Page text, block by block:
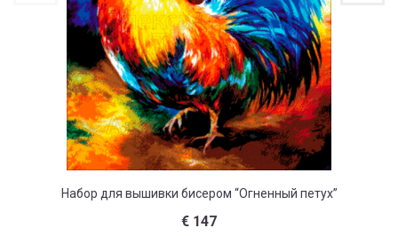
Набор для вышивки бисером “Огненный петух”
€ 147